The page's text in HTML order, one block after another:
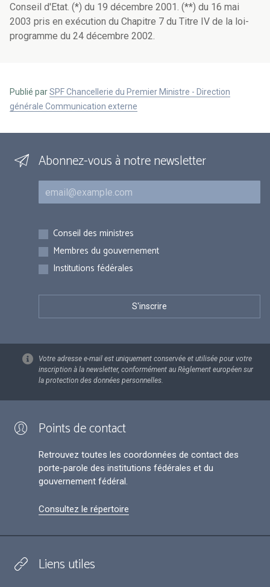
Conseil d'Etat. (*) du 19 décembre 2001. (**) du 16 mai
2003 pris en exécution du Chapitre 7 du Titre IV de la loi-
programme du 24 décembre 2002.
Publié parSPF Chancellerie du Premier Ministre - Direction
générale Communication externe
Abonnez-vous à notre newsletter
Courriel
Inscriptions
Conseil des ministres
Membres du gouvernement
Institutions fédérales
Votre adresse e-mail est uniquement conservée et utilisée pour votre
inscription à la newsletter, conformément au Règlement européen sur
la protection des données personnelles.
Points de contact
Retrouvez toutes les coordonnées de contact des
porte-parole des institutions fédérales et du
gouvernement fédéral.
Consultez le répertoire
Liens utiles